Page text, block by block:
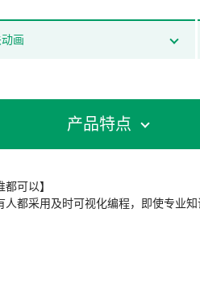
画
产品特点
都可以】
人都采用及时可视化编程，即使专业